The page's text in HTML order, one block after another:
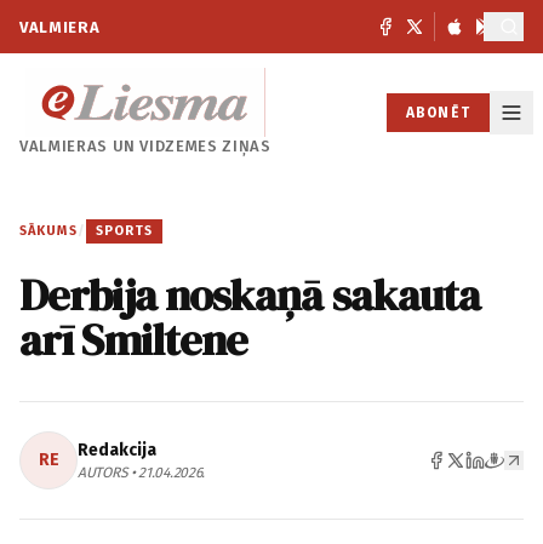
VALMIERA
VALMIERAS UNVIDZEMES ZIŅAS
ABONĒT
SĀKUMS / SPORTS
Derbija noskaņā sakauta
arī Smiltene
RE Redakcija
AUTORS • 21.04.2026.